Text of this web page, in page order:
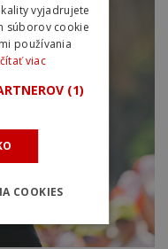
vyjadrujete
súborov cookie
používania
viac
(1)
COOKIES